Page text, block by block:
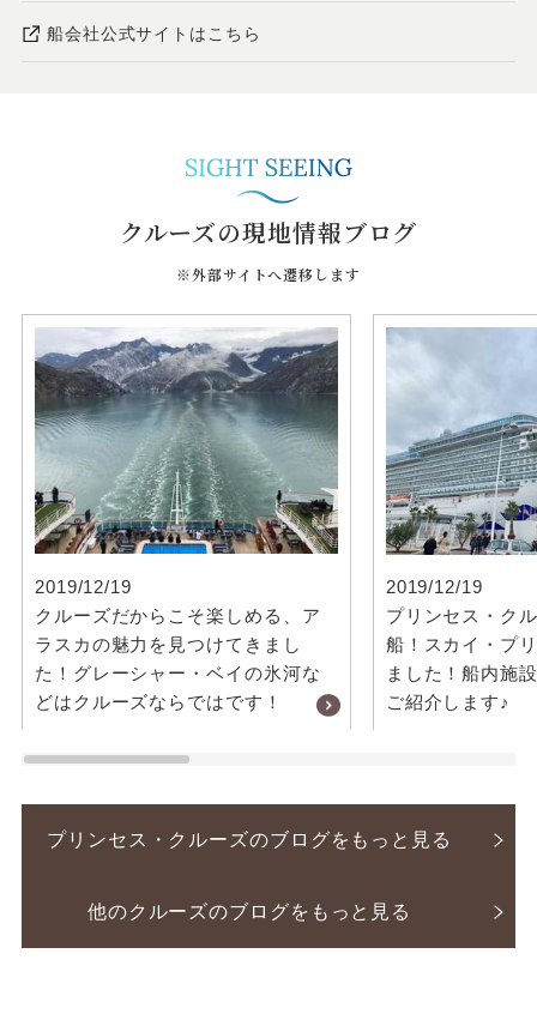
船会社公式サイトはこちら
クルーズの現地情報ブログ
※外部サイトへ遷移します
2019/12/19
クルーズだからこそ楽しめる、ア
ラスカの魅力を見つけてきまし
た！グレーシャー・ベイの氷河な
どはクルーズならではです！
2019/12/19
プリンセス・ク
船！スカイ・プ
ました！船内施
ご紹介します♪
プリンセス・クルーズのブログをもっと見る
他のクルーズのブログをもっと見る